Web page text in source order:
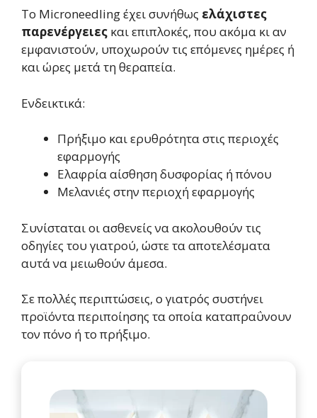
Το Microneedling έχει συνήθως ελάχιστες
παρενέργειες και επιπλοκές, που ακόμα κι αν
εμφανιστούν, υποχωρούν τις επόμενες ημέρες ή
και ώρες μετά τη θεραπεία.
Ενδεικτικά:
Πρήξιμο και ερυθρότητα στις περιοχές
εφαρμογής
Ελαφρία αίσθηση δυσφορίας ή πόνου
Μελανιές στην περιοχή εφαρμογής
Συνίσταται οι ασθενείς να ακολουθούν τις
οδηγίες του γιατρού, ώστε τα αποτελέσματα
αυτά να μειωθούν άμεσα.
Σε πολλές περιπτώσεις, ο γιατρός συστήνει
προϊόντα περιποίησης τα οποία καταπραΰνουν
τον πόνο ή το πρήξιμο.